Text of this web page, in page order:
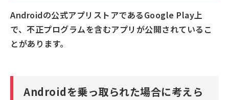
Androidの公式アプリストアであるGoogle Play上
で、不正プログラムを含むアプリが公開されているこ
とがあります。
Androidを乗っ取られた場合に考えら